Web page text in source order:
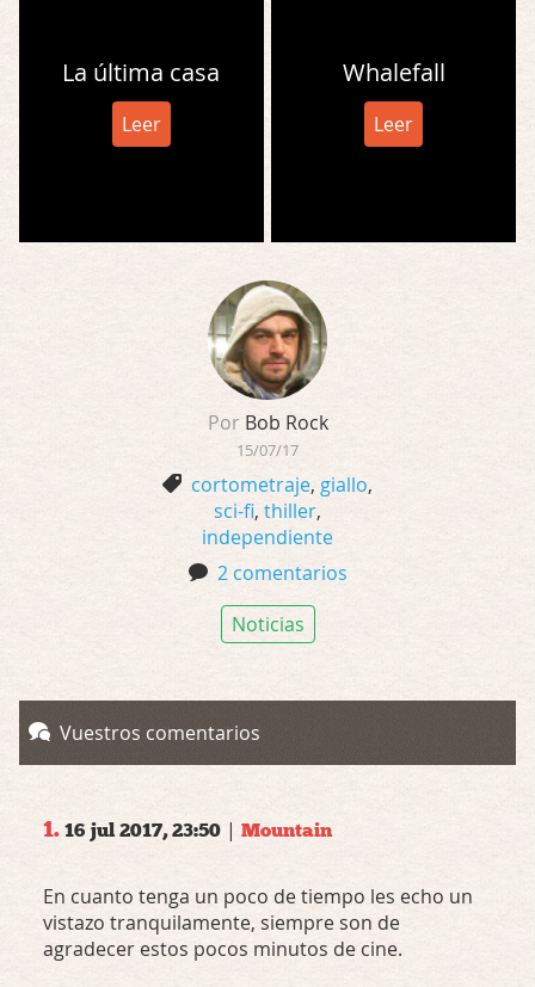
La última casa
Leer
Whalefall
Leer
Por Bob Rock
15/07/17
cortometraje, giallo,
sci-fi, thiller,
independiente
2 comentarios
Noticias
Vuestros comentarios
1. 16 jul 2017, 23:50 | Mountain
En cuanto tenga un poco de tiempo les echo un
vistazo tranquilamente, siempre son de
agradecer estos pocos minutos de cine.